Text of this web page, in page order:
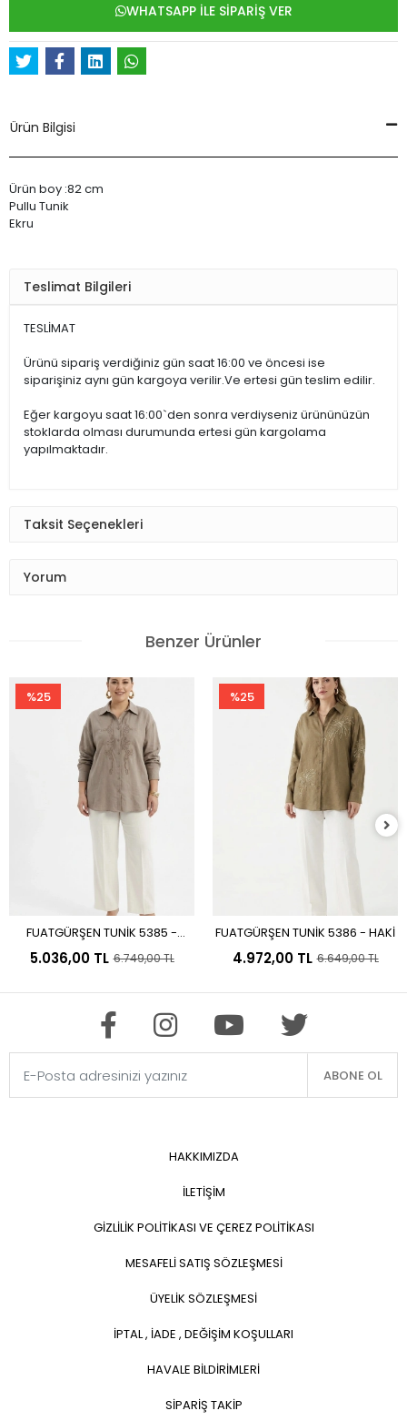
WHATSAPP İLE SİPARİŞ VER
Ürün Bilgisi
Ürün boy :82 cm
Pullu Tunik
Ekru
Teslimat Bilgileri
TESLİMAT
Ürünü sipariş verdiğiniz gün saat 16:00 ve öncesi ise
siparişiniz aynı gün kargoya verilir.Ve ertesi gün teslim edilir.
Eğer kargoyu saat 16:00`den sonra verdiyseniz ürününüzün
stoklarda olması durumunda ertesi gün kargolama
yapılmaktadır.
Taksit Seçenekleri
Yorum
Benzer Ürünler
%25
Sepete Ekle
FUATGÜRŞEN TUNİK 5385 -
VİZON
5.036,00 TL 6.749,00 TL
%25
Sepete Ekle
FUATGÜRŞEN TUNİK 5386 - HAKİ
4.972,00 TL 6.649,00 TL
ABONE OL
HAKKIMIZDA
İLETİŞİM
GİZLİLİK POLİTİKASI VE ÇEREZ POLİTİKASI
MESAFELİ SATIŞ SÖZLEŞMESİ
ÜYELİK SÖZLEŞMESİ
İPTAL , İADE , DEĞİŞİM KOŞULLARI
HAVALE BİLDİRİMLERİ
SİPARİŞ TAKİP